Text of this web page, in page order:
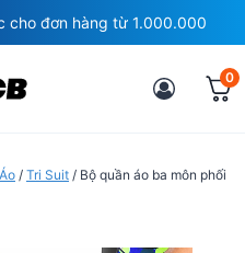
cho đơn hàng từ 1.000.000
0
/ Tri Suit / Bộ quần áo ba môn phối